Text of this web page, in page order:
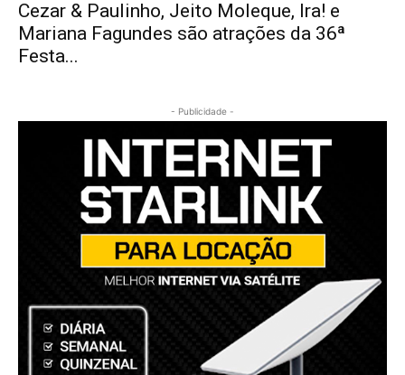
Cezar & Paulinho, Jeito Moleque, Ira! e
Mariana Fagundes são atrações da 36ª
Festa...
- Publicidade -